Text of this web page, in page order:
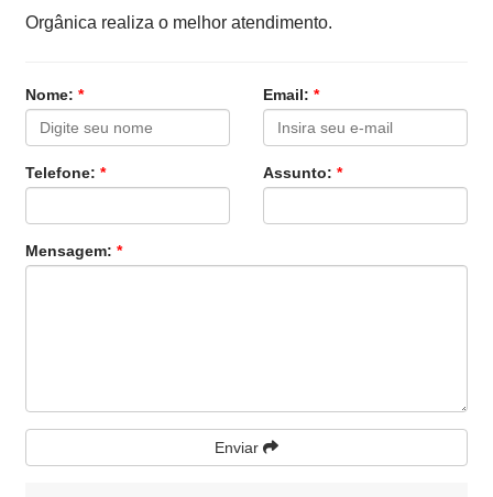
Orgânica realiza o melhor atendimento.
Nome:* Email: *
Telefone:* Assunto: *
Mensagem:*
Enviar